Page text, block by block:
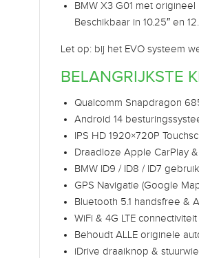
BMW X3 G01 met
Beschikbaar in 10.25″ en
Let op: bij het EVO systeem
BELANGRIJKSTE
Qualcomm Snapdragon
Android 14
IPS HD 1920×720P
Draadloze Apple CarPlay
BMW ID9 / ID8 / ID7
GPS Navigatie (Google
Bluetooth 5.1 handsfree &
WiFi & 4G LTE
Behoudt ALLE originele
iDrive draaiknop &